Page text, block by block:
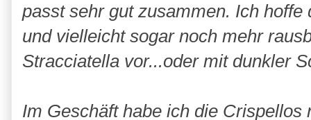
passt sehr gut zusammen. Ich
und vielleicht sogar noch mehr
Stracciatella vor...oder mit dunkler
Im Geschäft habe ich die Crispellos